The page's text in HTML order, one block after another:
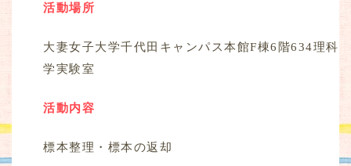
活動場所
大妻女子大学千代田キャンパス本館F棟6階634理科
学実験室
活動内容
標本整理・標本の返却